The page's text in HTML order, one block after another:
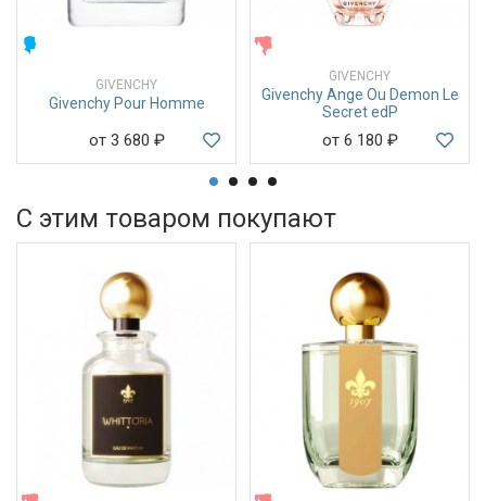
GIVENCHY
Givenchy Pour Homme
от 3 680 ₽
GIVENCHY
Givenchy Ange Ou Demon Le
Secret edP
от 6 180 ₽
С этим товаром покупают